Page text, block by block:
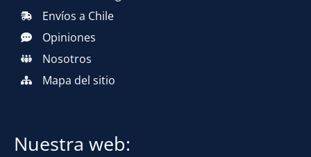
Envíos a Chile
Opiniones
Nosotros
Mapa del sitio
Nuestra web: